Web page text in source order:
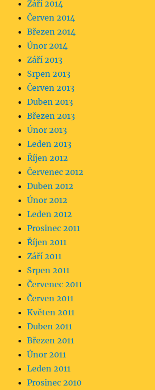
Září 2014
Červen 2014
Březen 2014
Únor 2014
Září 2013
Srpen 2013
Červen 2013
Duben 2013
Březen 2013
Únor 2013
Leden 2013
Říjen 2012
Červenec 2012
Duben 2012
Únor 2012
Leden 2012
Prosinec 2011
Říjen 2011
Září 2011
Srpen 2011
Červenec 2011
Červen 2011
Květen 2011
Duben 2011
Březen 2011
Únor 2011
Leden 2011
Prosinec 2010